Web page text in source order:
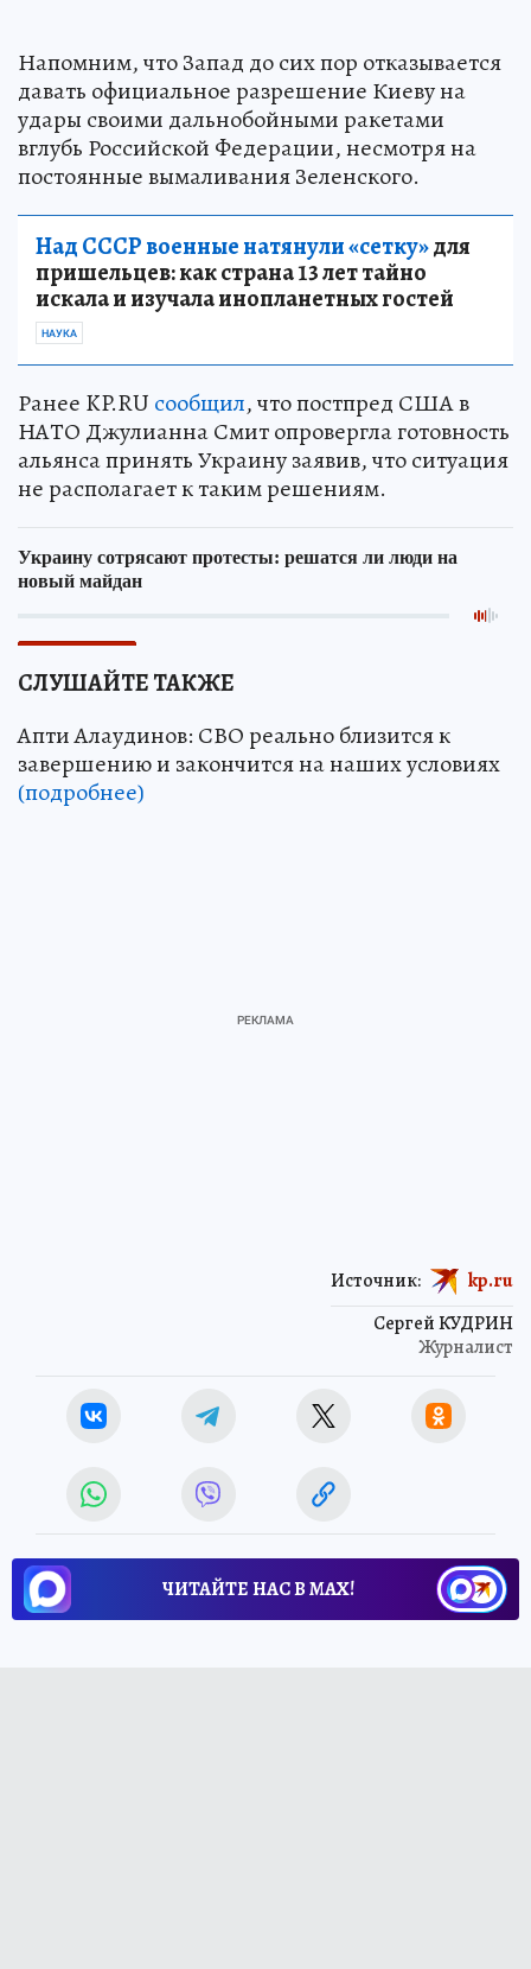
Напомним, что Запад до сих пор отказывается
давать официальное разрешение Киеву на
удары своими дальнобойными ракетами
вглубь Российской Федерации, несмотря на
постоянные вымаливания Зеленского.
Над СССР военные натянули «сетку»для
пришельцев: как страна 13 лет тайно
искала и изучала инопланетных гостей
НАУКА
Ранее KP.RU сообщил, что постпред США в
НАТО Джулианна Смит опровергла готовность
альянса принять Украину заявив, что ситуация
не располагает к таким решениям.
СЛУШАЙТЕ ТАКЖЕ
Апти Алаудинов: СВО реально близится к
завершению и закончится на наших условиях
(подробнее)
Сергей КУДРИН
Журналист
Источник: kp.ru
ЧИТАЙТЕ НАС В МАХ!